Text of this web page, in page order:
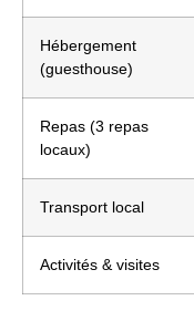
Hébergement
(guesthouse)
Repas (3 repas
locaux)
Transport local
Activités & visites